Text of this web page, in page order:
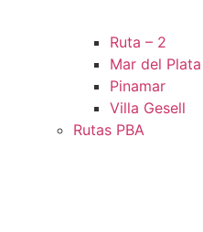
Ruta – 2
Mar del Plata
Pinamar
Villa Gesell
Rutas PBA